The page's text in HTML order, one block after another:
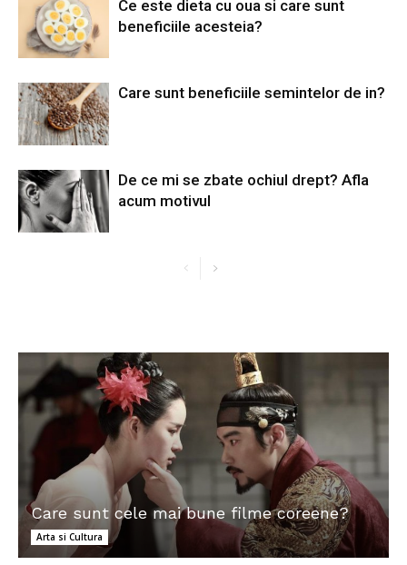
Ce este dieta cu oua si care sunt
beneficiile acesteia?
Care sunt beneficiile semintelor de in?
De ce mi se zbate ochiul drept? Afla
acum motivul
Care sunt cele mai bune filme coreene?
Arta si Cultura